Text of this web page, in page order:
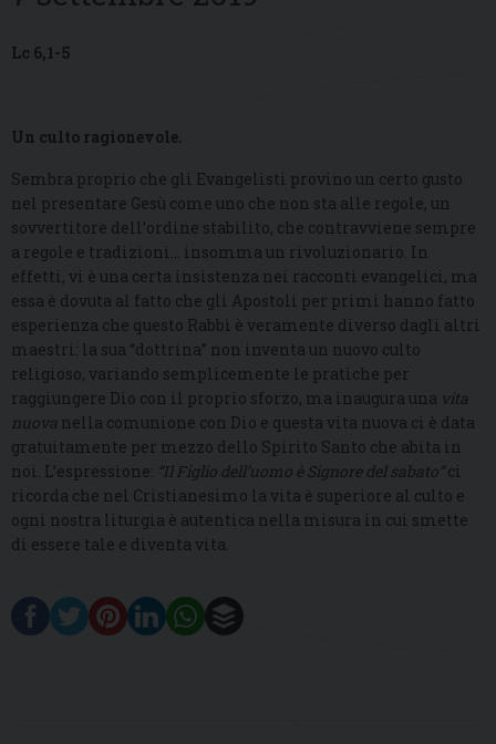
Lc 6,1-5
Un culto ragionevole.
Sembra proprio che gli Evangelisti provino un certo gusto
nel presentare Gesù come uno che non sta alle regole, un
sovvertitore dell’ordine stabilito, che contravviene sempre
a regole e tradizioni… insomma un rivoluzionario. In
effetti, vi è una certa insistenza nei racconti evangelici, ma
essa è dovuta al fatto che gli Apostoli per primi hanno fatto
esperienza che questo Rabbì è veramente diverso dagli altri
maestri: la sua “dottrina” non inventa un nuovo culto
religioso, variando semplicemente le pratiche per
raggiungere Dio con il proprio sforzo, ma inaugura una vita
nuova nella comunione con Dio e questa vita nuova ci è data
gratuitamente per mezzo dello Spirito Santo che abita in
noi. L’espressione: “Il Figlio dell’uomo è Signore del sabato”ci
ricorda che nel Cristianesimo la vita è superiore al culto e
ogni nostra liturgia è autentica nella misura in cui smette
di essere tale e diventa vita.